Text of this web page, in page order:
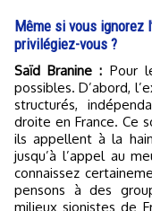
Même si vous ignorez
privilégiez-vous ?
Saïd Branine : Pour
possibles. D’abord,
structurés,
droite en France. Ce
ils appellent à la
jusqu’à l’appel au
connaissez
pensons à des
milieux sionistes de